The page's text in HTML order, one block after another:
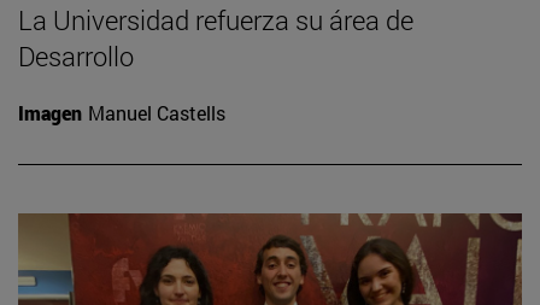
La Universidad refuerza su área de
Desarrollo
Imagen Manuel Castells